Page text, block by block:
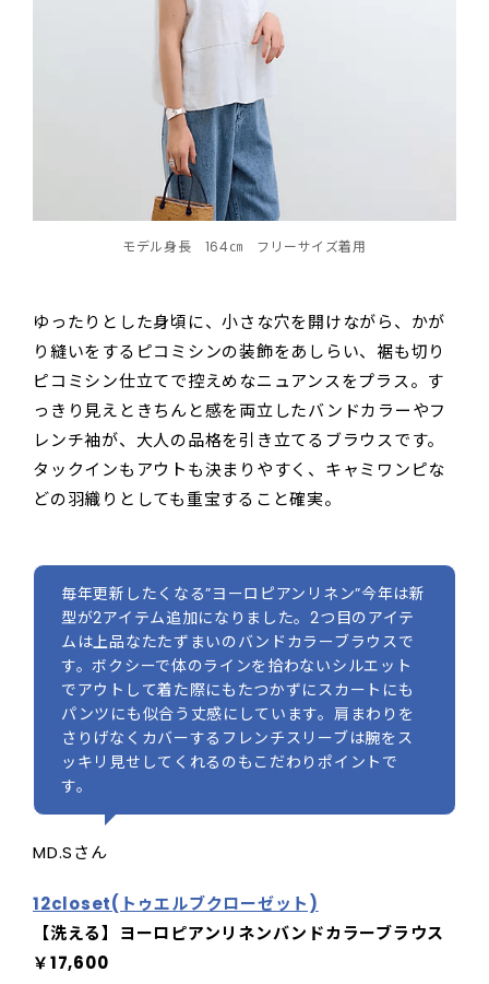
モデル身長 164㎝ フリーサイズ着用
ゆったりとした身頃に、小さな穴を開けながら、かが
り縫いをするピコミシンの装飾をあしらい、裾も切り
ピコミシン仕立てで控えめなニュアンスをプラス。す
っきり見えときちんと感を両立したバンドカラーやフ
レンチ袖が、大人の品格を引き立てるブラウスです。
タックインもアウトも決まりやすく、キャミワンピな
どの羽織りとしても重宝すること確実。
毎年更新したくなる”ヨーロピアンリネン”今年は新
型が2アイテム追加になりました。2つ目のアイテ
ムは上品なたたずまいのバンドカラーブラウスで
す。ボクシーで体のラインを拾わないシルエット
でアウトして着た際にもたつかずにスカートにも
パンツにも似合う丈感にしています。肩まわりを
さりげなくカバーするフレンチスリーブは腕をス
ッキリ見せしてくれるのもこだわりポイントで
す。
MD.Sさん
12closet(トゥエルブクローゼット)
【洗える】ヨーロピアンリネンバンドカラーブラウス
￥17,600